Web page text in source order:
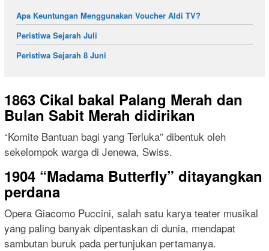
Apa Keuntungan Menggunakan Voucher Aldi TV?
Peristiwa Sejarah Juli
Peristiwa Sejarah 8 Juni
1863 Cikal bakal Palang Merah dan
Bulan Sabit Merah didirikan
“Komite Bantuan bagi yang Terluka” dibentuk oleh
sekelompok warga di Jenewa, Swiss.
1904 “Madama Butterfly” ditayangkan
perdana
Opera Giacomo Puccini, salah satu karya teater musikal
yang paling banyak dipentaskan di dunia, mendapat
sambutan buruk pada pertunjukan pertamanya.